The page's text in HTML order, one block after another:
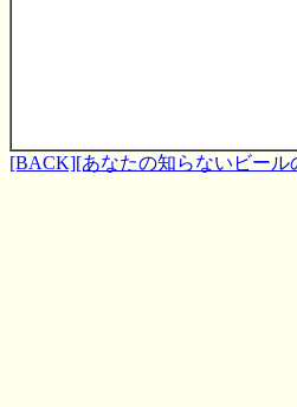
[BACK][あなたの知らないビール